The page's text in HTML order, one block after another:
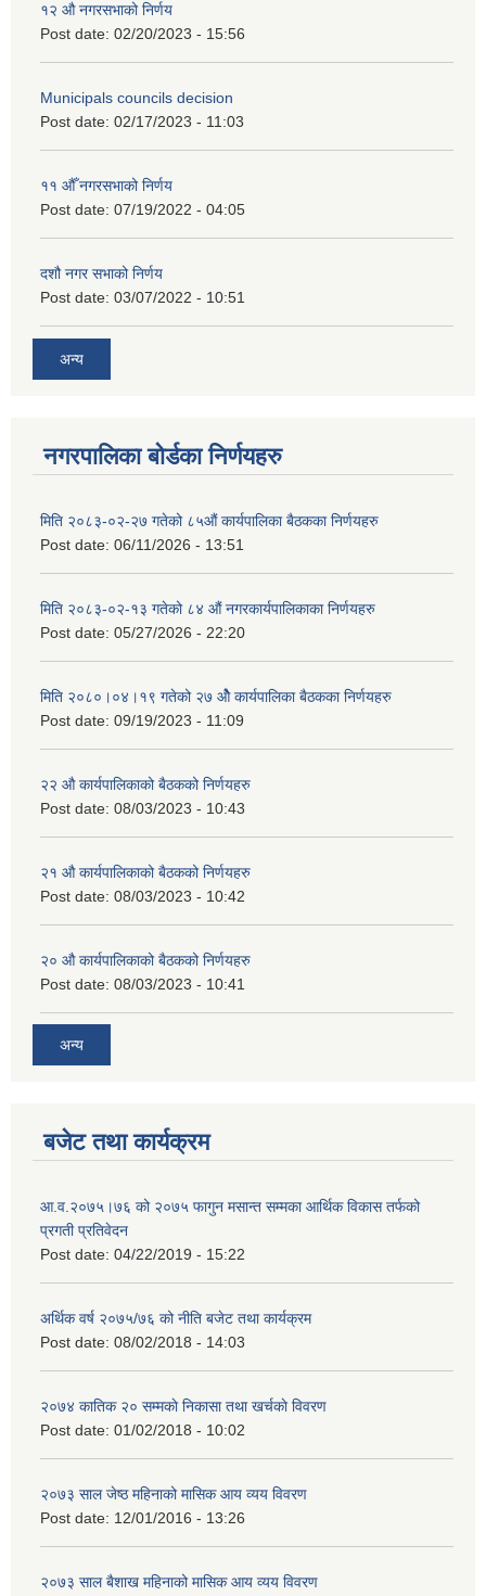
१२ औ नगरसभाको निर्णय
Post date: 02/20/2023 - 15:56
Municipals councils decision
Post date: 02/17/2023 - 11:03
११ ‌औँ नगरसभाको निर्णय
Post date: 07/19/2022 - 04:05
दशौ नगर सभाको निर्णय
Post date: 03/07/2022 - 10:51
अन्य
नगरपालिका बोर्डका निर्णयहरु
मिति २०८३-०२-२७ गतेको ८५औं कार्यपालिका बैठकका निर्णयहरु
Post date: 06/11/2026 - 13:51
मिति २०८३-०२-१३ गतेको ८४ औं नगरकार्यपालिकाका निर्णयहरु
Post date: 05/27/2026 - 22:20
मिति २०८०।०४।१९ गतेको २७ ‌‍‌ओेै कार्यपालिका बैठकका निर्णयहरु
Post date: 09/19/2023 - 11:09
२‍२ औ कार्यपालिकाको बैठकको निर्णयहरु
Post date: 08/03/2023 - 10:43
२‍१ औ कार्यपालिकाको बैठकको निर्णयहरु
Post date: 08/03/2023 - 10:42
२‍० औ कार्यपालिकाको बैठकको निर्णयहरु
Post date: 08/03/2023 - 10:41
अन्य
बजेट तथा कार्यक्रम
आ.व.२०७५।७६ को २०७५ फागुन मसान्त सम्मका आर्थिक विकास तर्फको
प्रगती प्रतिवेदन
Post date: 04/22/2019 - 15:22
अर्थिक वर्ष २०७५/७६ को नीति बजेट तथा कार्यक्रम
Post date: 08/02/2018 - 14:03
२०७४ कातिक २० सम्मकाे निकासा तथा खर्चकाे विवरण
Post date: 01/02/2018 - 10:02
२०७३ साल जेष्ठ महिनाको मासिक आय व्यय विवरण
Post date: 12/01/2016 - 13:26
२०७३ साल बैशाख महिनाको मासिक आय व्यय विवरण